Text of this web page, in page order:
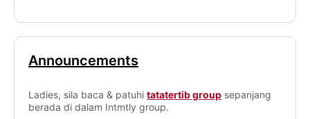
Announcements
Ladies, sila baca & patuhi tatatertib group sepanjang
berada di dalam Intmtly group.